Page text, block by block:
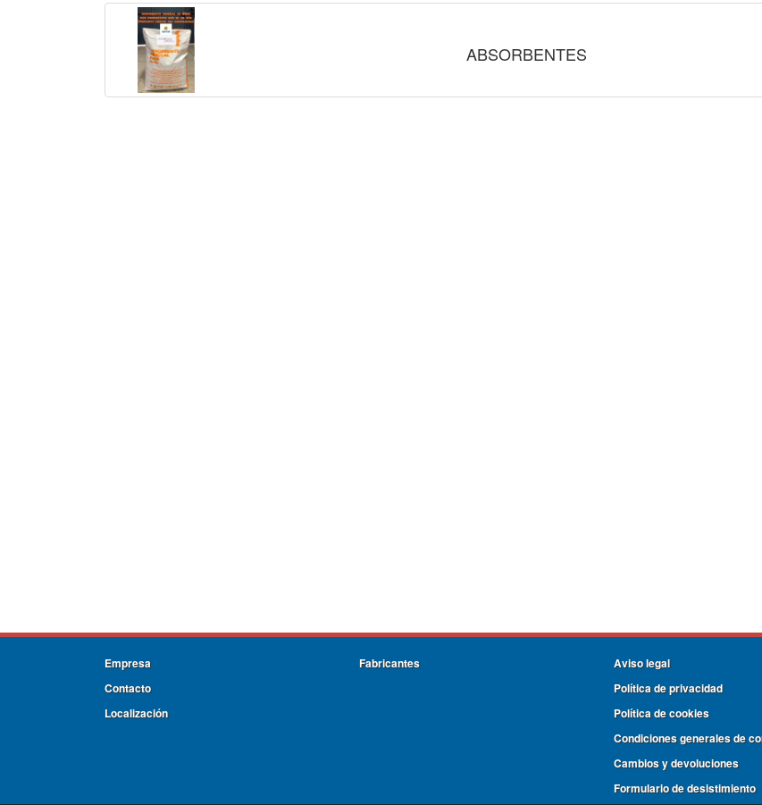
ABSORBENTES
Empresa
Contacto
Localización
Fabricantes
Aviso legal
Política de privacidad
Política de cookies
Condiciones generales de
Cambios y devoluciones
Formulario de desistimiento